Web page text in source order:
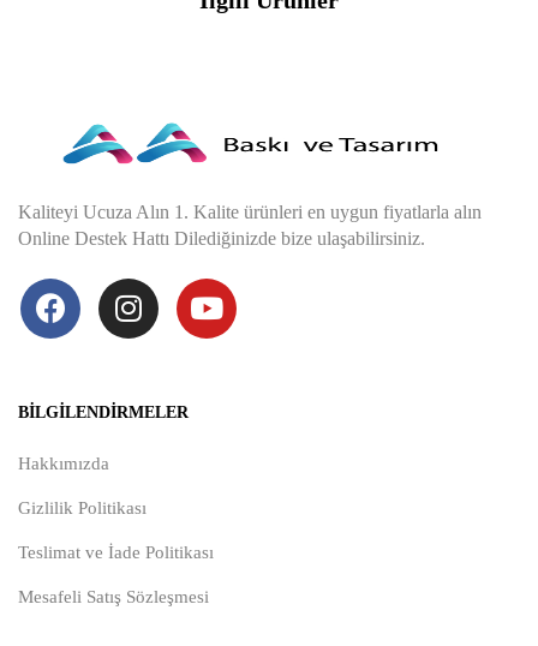
Kaliteyi Ucuza Alın 1. Kalite ürünleri en uygun fiyatlarla alın
Online Destek Hattı Dilediğinizde bize ulaşabilirsiniz.
BILGILENDIRMELER
Hakkımızda
Gizlilik Politikası
Teslimat ve İade Politikası
Mesafeli Satış Sözleşmesi